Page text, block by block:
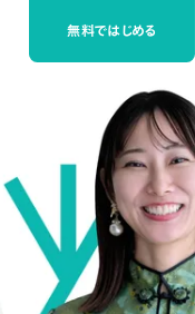
無料ではじめる